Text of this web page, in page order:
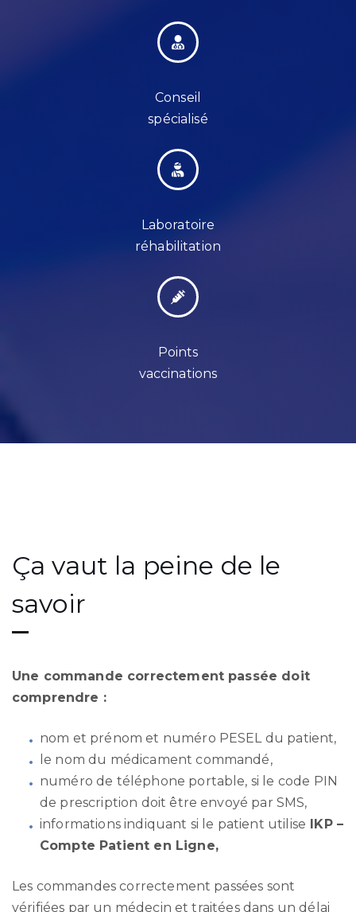
Conseil
spécialisé
Laboratoire
réhabilitation
Points
vaccinations
Ça vaut la peine de le
savoir
Une commande correctement passée doit
comprendre :
nom et prénom et numéro PESEL du patient,
le nom du médicament commandé,
numéro de téléphone portable, si le code PIN
de prescription doit être envoyé par SMS,
informations indiquant si le patient utilise IKP –
Compte Patient en Ligne,
Les commandes correctement passées sont
vérifiées par un médecin et traitées dans un délai